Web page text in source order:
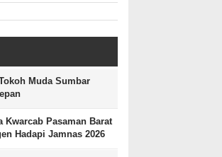
Muda Sumbar
Kwarcab Pasaman Barat
Hadapi Jamnas 2026